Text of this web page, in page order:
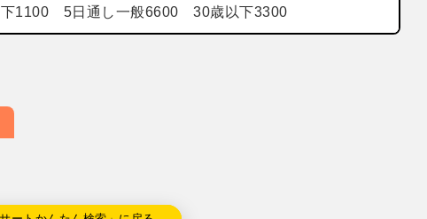
1100 5日通し一般6600 30歳以下3300